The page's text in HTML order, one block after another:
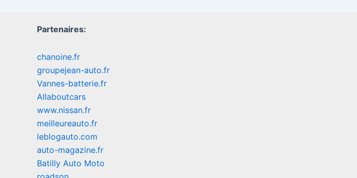
Partenaires:
chanoine.fr
groupejean-auto.fr
Vannes-batterie.fr
Allaboutcars
www.nissan.fr
meilleureauto.fr
leblogauto.com
auto-magazine.fr
Batilly Auto Moto